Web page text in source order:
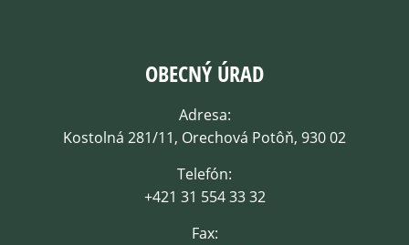
OBECNÝ ÚRAD
Adresa:
Kostolná 281/11, Orechová Potôň, 930 02
Telefón:
+421 31 554 33 32
Fax: